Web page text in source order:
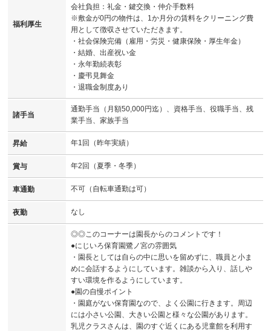
福利厚生
会社負担：礼金・鍵交換・仲介手数料
※敷金が0円の物件は、1か月分の賃料をクリーニング費
用として徴収させていただきます。
・社会保険完備（雇用・労災・健康保険・厚生年金）
・結婚、出産祝い金
・永年勤続表彰
・慶弔見舞金
・退職金制度あり
諸手当
通勤手当（月額50,000円迄）、資格手当、役職手当、残
業手当、家族手当
昇給 年1回（昨年実績）
賞与 年2回（夏季・冬季）
車通勤 不可（自転車通勤は可）
夜勤 なし
◎◎このコーナーは園長からのコメントです！
●にじいろ保育園鷺ノ宮の雰囲気
・園長としては自らの中に思いを留めずに、職員と小ま
めに会話するようにしています。雑談から入り、話しや
すい環境を作るようにしています。
●園の自慢ポイント
・園庭がない保育園なので、よく公園に行きます。周辺
には小さい公園、大きい公園と様々な公園があります。
乳児クラスさんは、園のすぐ近くにある児童館を利用す